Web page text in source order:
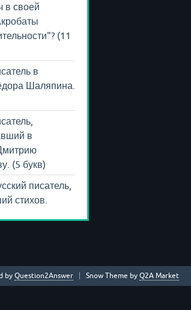
в своей
(11
в
Шаляпина.
в
(5 букв)
писатель,
стихов.
Snow Theme by Q2A Market
by Question2Answer